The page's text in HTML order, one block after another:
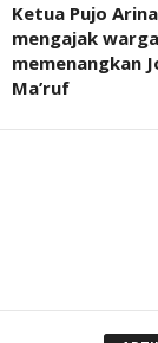
Ketua Pujo
mengajak
memenangkan
Ma’ruf